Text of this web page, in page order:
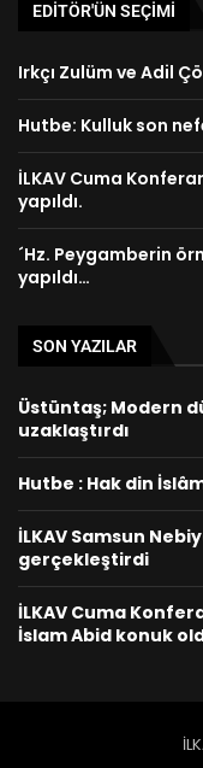
EDITÖR'ÜN SEÇIMI
Irkçı Zulüm ve Adil
Hutbe: Kulluk son
İLKAV Cuma
yapıldı.
´Hz. Peygamberin
yapıldı…
SON YAZILAR
Üstüntaş; Modern
uzaklaştırdı
Hutbe : Hak din
İLKAV Samsun
gerçekleştirdi
İLKAV Cuma
İslam Abid konuk